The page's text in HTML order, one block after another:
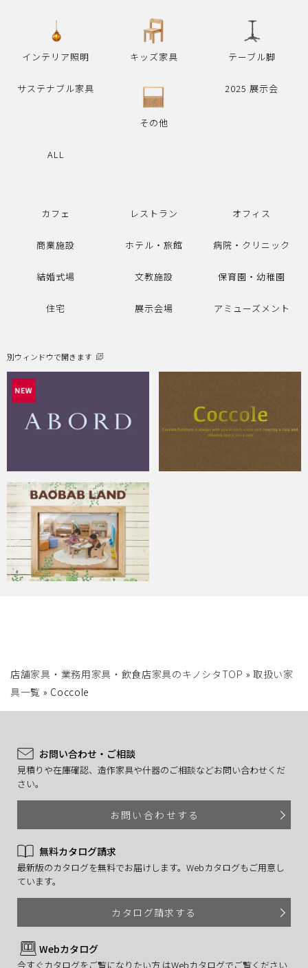
インテリア照明 キッズ家具 テーブル脚
サステナブル家具
その他
2025 展示会
ALL
カフェ レストラン オフィス
商業施設 ホテル・旅館 病院・クリニック
結婚式場 文教施設 保育園・幼稚園
住宅 展示会場 アミューズメント
別ウィンドウで開きます
店舗家具・業務用家具・飲食店家具のキノシタTOP » 取扱い家
具一覧 » Coccole
お問い合わせ・ご相談
見積りや在庫確認、造作家具や什器のご相談などお問い合わせくだ
さい。
お問い合わせする
無料カタログ請求
最新版のカタログを無料でお届けします。Webカタログもご用意し
ています。
カタログ請求する
Webカタログ
今すぐカタログをご覧になりたい方 はWebカタログでご覧ください